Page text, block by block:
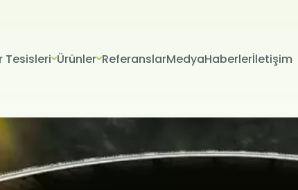
Tesisleri Ürünler ReferanslarMedyaHaberlerİletişim
tarafından işletilen (www.alanadi.com)
Politikası (“Politika”), tüm web sitesi ziyaretçilerimize ve
çerezlerin hangi koşullarda kullanıldığını açıklamaktadır.
bilgisayarınız ya da mobil cihazınız üzerinden ziyaret